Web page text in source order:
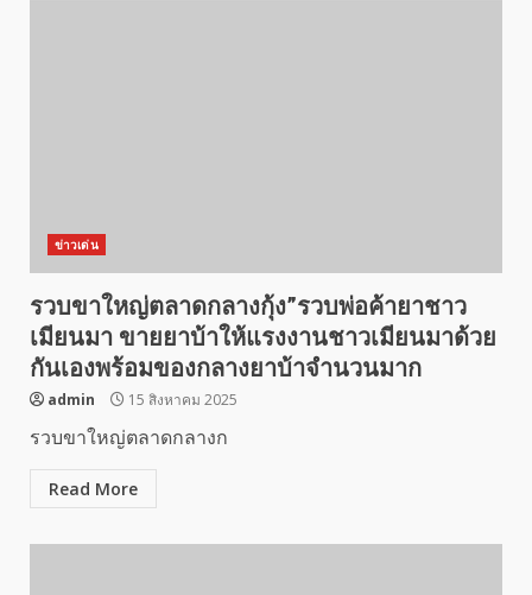
ข่าวเด่น
รวบขาใหญ่ตลาดกลางกุ้ง”รวบพ่อค้ายาชาว
เมียนมา ขายยาบ้าให้แรงงานชาวเมียนมาด้วย
กันเองพร้อมของกลางยาบ้าจำนวนมาก
admin 15 สิงหาคม 2025
รวบขาใหญ่ตลาดกลางก
Read More